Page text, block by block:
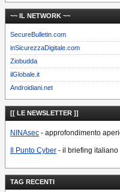
~~ IL NETWORK ~~
SecureBulletin.com
inSicurezzaDigitale.com
Ziobudda
ilGlobale.it
Androidiani.net
[[ LE NEWSLETTER ]]
NINAsec - approfondimento
Il Punto Cyber - il briefing
TAG RECENTI